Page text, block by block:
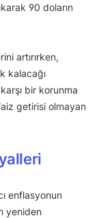
90 doların
artırırken,
kalacağı
bir korunma
getirisi olmayan
enflasyonun
yeniden